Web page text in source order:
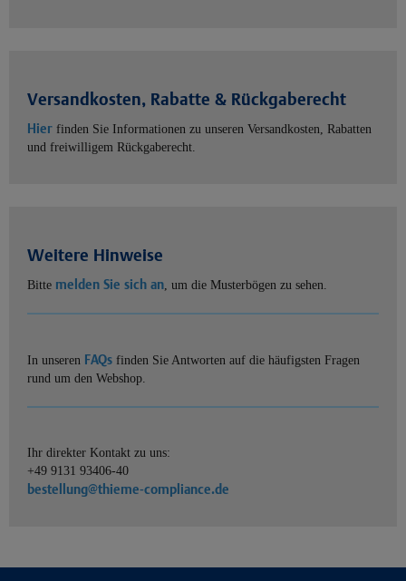
Versandkosten, Rabatte & Rückgaberecht
Hier finden Sie Informationen zu unseren Versandkosten, Rabatten
und freiwilligem Rückgaberecht.
Weitere Hinweise
Bitte melden Sie sich an, um die Musterbögen zu sehen.
In unseren FAQs finden Sie Antworten auf die häufigsten Fragen
rund um den Webshop.
Ihr direkter Kontakt zu uns:
+49 9131 93406-40
bestellung@thieme-compliance.de